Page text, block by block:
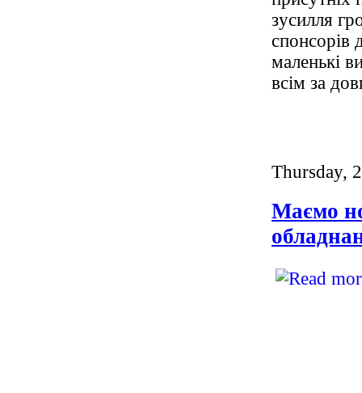
зусилля
спонсорів
маленькі
всім за
Thursday,
Маємо